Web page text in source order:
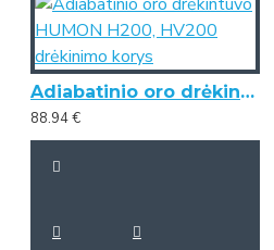
Adiabatinio oro drėkintuvo HUMON H200, HV200 drėkinimo korys
88.94 €